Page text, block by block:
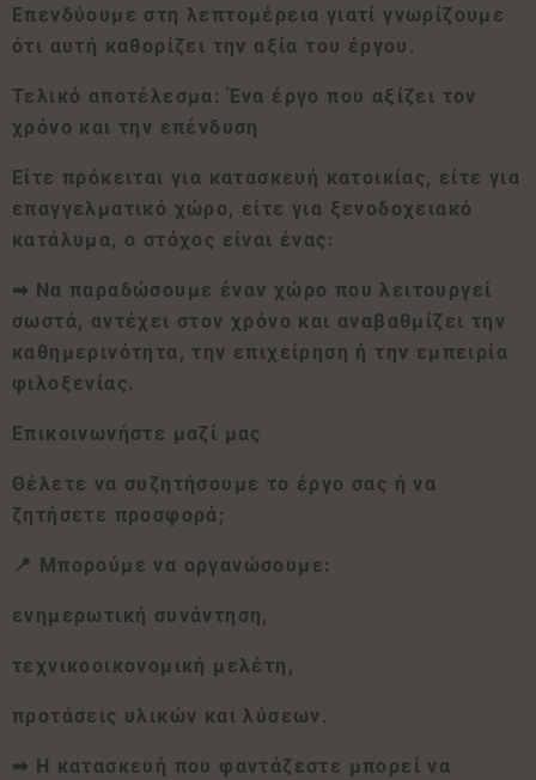
Επενδύουμε στη λεπτομέρεια γιατί γνωρίζουμε
ότι αυτή καθορίζει την αξία του έργου.
Τελικό αποτέλεσμα: Ένα έργο που αξίζει τον
χρόνο και την επένδυση
Είτε πρόκειται για κατασκευή κατοικίας, είτε για
επαγγελματικό χώρο, είτε για ξενοδοχειακό
κατάλυμα, ο στόχος είναι ένας:
➡ Να παραδώσουμε έναν χώρο που λειτουργεί
σωστά, αντέχει στον χρόνο και αναβαθμίζει την
καθημερινότητα, την επιχείρηση ή την εμπειρία
φιλοξενίας.
Επικοινωνήστε μαζί μας
Θέλετε να συζητήσουμε το έργο σας ή να
ζητήσετε προσφορά;
📍 Μπορούμε να οργανώσουμε:
ενημερωτική συνάντηση,
τεχνικοοικονομική μελέτη,
προτάσεις υλικών και λύσεων.
➡ Η κατασκευή που φαντάζεστε μπορεί να